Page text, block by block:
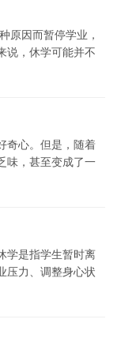
原因而暂停学业，
说，休学可能并不
奇心。但是，随着
味，甚至变成了一
学是指学生暂时离
压力、调整身心状